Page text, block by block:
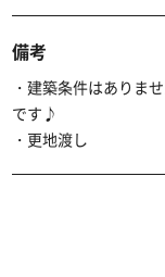
備考
・建築条件はありま
です♪
・更地渡し